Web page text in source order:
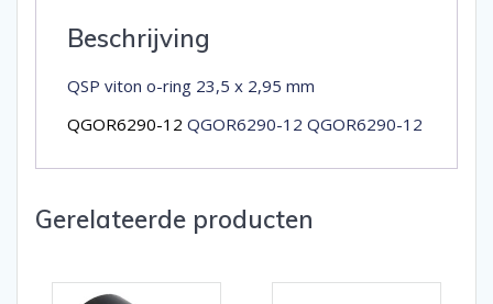
Beschrijving
QSP viton o-ring 23,5 x 2,95 mm
QGOR6290-12 QGOR6290-12 QGOR6290-12
Gerelateerde producten